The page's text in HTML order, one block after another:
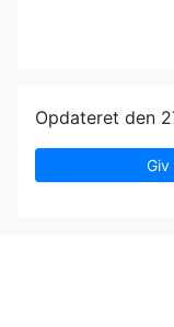
Opdateret den
Giv